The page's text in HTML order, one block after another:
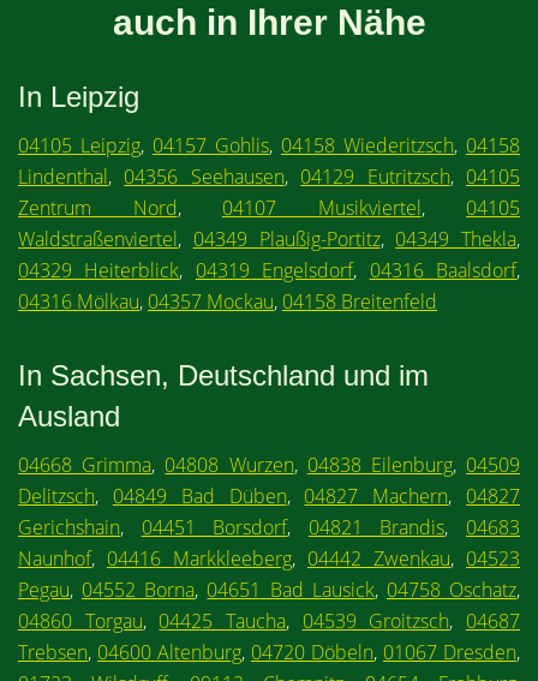
auch in Ihrer Nähe
In Leipzig
04105 Leipzig, 04157 Gohlis, 04158 Wiederitzsch, 04158
Lindenthal, 04356 Seehausen, 04129 Eutritzsch, 04105
Zentrum Nord, 04107 Musikviertel, 04105
Waldstraßenviertel, 04349 Plaußig-Portitz, 04349 Thekla,
04329 Heiterblick, 04319 Engelsdorf, 04316 Baalsdorf,
04316 Mölkau, 04357 Mockau, 04158 Breitenfeld
In Sachsen, Deutschland und im
Ausland
04668 Grimma, 04808 Wurzen, 04838 Eilenburg, 04509
Delitzsch, 04849 Bad Düben, 04827 Machern, 04827
Gerichshain, 04451 Borsdorf, 04821 Brandis, 04683
Naunhof, 04416 Markkleeberg, 04442 Zwenkau, 04523
Pegau, 04552 Borna, 04651 Bad Lausick, 04758 Oschatz,
04860 Torgau, 04425 Taucha, 04539 Groitzsch, 04687
Trebsen, 04600 Altenburg, 04720 Döbeln, 01067 Dresden,